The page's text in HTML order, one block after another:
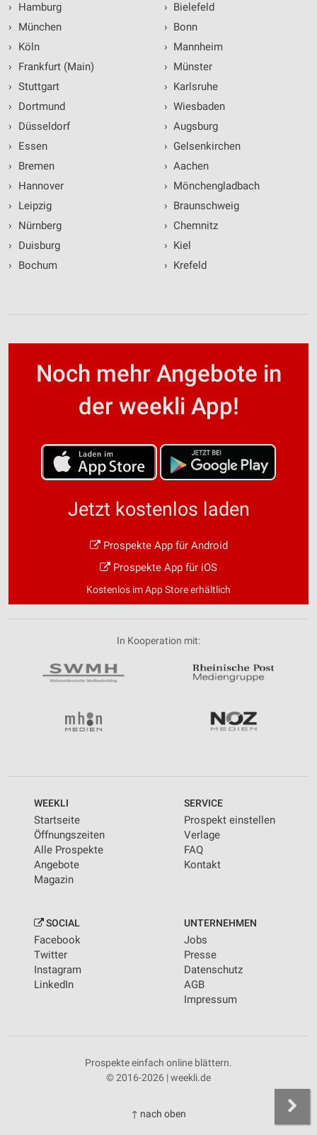
›
Hamburg
›
München
›
Köln
›
Frankfurt (Main)
› Stuttgart
›
Dortmund
›
Düsseldorf
›
Essen
›
Bremen
›
Hannover
›
Leipzig
›
Nürnberg
›
Duisburg
›
Bochum
› Bielefeld
› Bonn
› Mannheim
› Münster
› Karlsruhe
› Wiesbaden
› Augsburg
› Gelsenkirchen
› Aachen
› Mönchengladbach
› Braunschweig
› Chemnitz
› Kiel
› Krefeld
Noch mehr Angebote in
der weekli App!
Jetzt kostenlos laden
Prospekte App für Android
Prospekte App für iOS
Kostenlos im App Store erhältlich
In Kooperation mit:
WEEKLI
Startseite
Öffnungszeiten
Alle Prospekte
Angebote
Magazin
SERVICE
Prospekt einstellen
Verlage
FAQ
Kontakt
SOCIAL
Facebook
Twitter
Instagram
LinkedIn
UNTERNEHMEN
Jobs
Presse
Datenschutz
AGB
Impressum
Prospekte einfach online blättern.
© 2016-2026 | weekli.de
↑ nach oben